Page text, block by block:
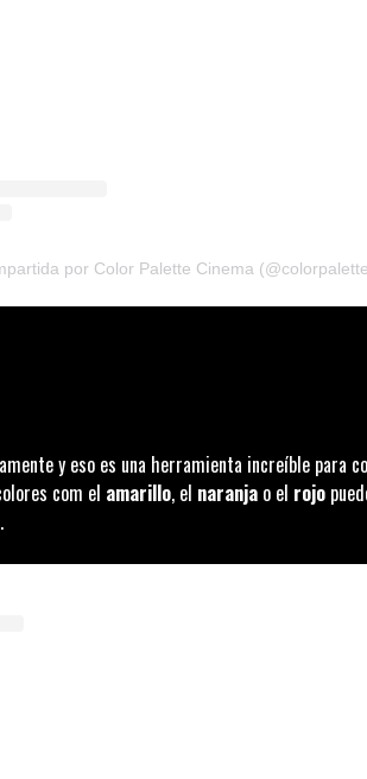
por Color Palette Cinema
y eso es una herramienta increíble para
com el amarillo, el naranja o el rojo